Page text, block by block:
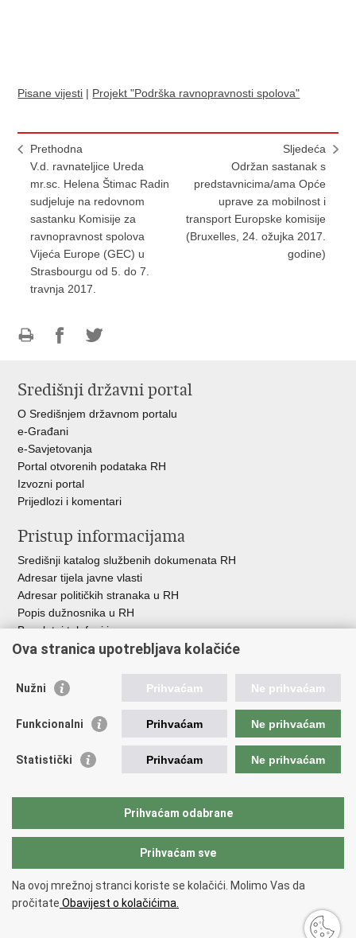
Pisane vijesti | Projekt "Podrška ravnopravnosti spolova"
Prethodna
V.d. ravnateljice Ureda
mr.sc. Helena Štimac Radin
sudjeluje na redovnom
sastanku Komisije za
ravnopravnost spolova
Vijeća Europe (GEC) u
Strasbourgu od 5. do 7.
travnja 2017.
Sljedeća
Održan sastanak s
predstavnicima/ama Opće
uprave za mobilnost i
transport Europske komisije
(Bruxelles, 24. ožujka 2017.
godine)
FacebookuTwitteru
Središnji državni portal
O Središnjem državnom portalu
e-Građani
e-Savjetovanja
Portal otvorenih podataka RH
Izvozni portal
Prijedlozi i komentari
Pristup informacijama
Središnji katalog službenih dokumenata RH
Adresar tijela javne vlasti
Adresar političkih stranaka u RH
Popis dužnosnika u RH
Besplatni telefoni javne uprave
Pozivi za žurnu pomoć
Važne poveznice
Pučka pravobraniteljica
Pravobraniteljica za osobe s invaliditetom
Europski institut za ravnopravnost spolova
Državni zavod za statistiku
Povratak na vrh
Copyright © 2026 Ured za ravnopravnost spolova.
Ova stranica upotrebljava kolačiće
Nužni Prihvaćam Ne prihvaćam
Funkcionalni Prihvaćam Ne prihvaćam
Statistički Prihvaćam Ne prihvaćam
Prihvaćam odabrane
Prihvaćam sve
Na ovoj mrežnoj stranci koriste se kolačići. Molimo Vas da
pročitate Obavijest o kolačićima.